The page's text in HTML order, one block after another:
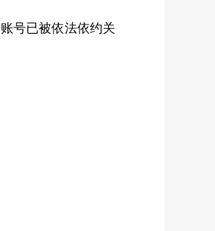
号已被依法依约关